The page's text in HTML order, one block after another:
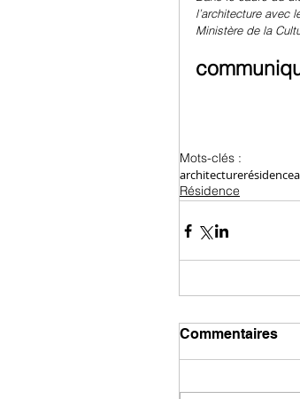
l’architecture avec
Ministère de la
Mots-clés :
architecturerésidence
Résidence
Commentaires